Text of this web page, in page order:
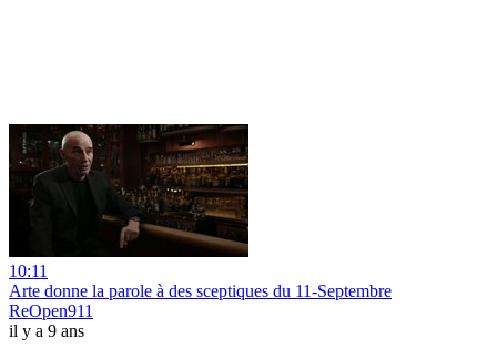
10:11
Arte donne la parole à des sceptiques du 11-Septembre
ReOpen911
il y a 9 ans